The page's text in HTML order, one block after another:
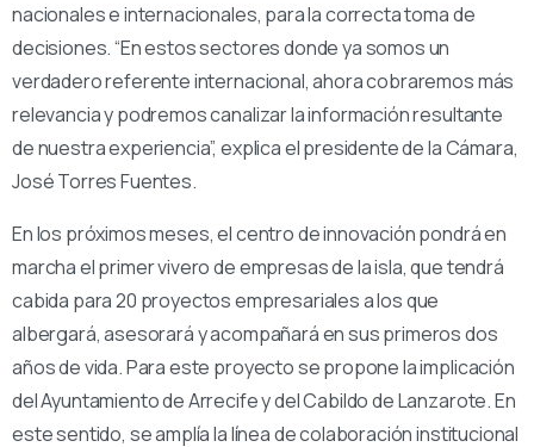
nacionales e internacionales, para la correcta toma de
decisiones. “En estos sectores donde ya somos un
verdadero referente internacional, ahora cobraremos más
relevancia y podremos canalizar la información resultante
de nuestra experiencia”, explica el presidente de la Cámara,
José Torres Fuentes.
En los próximos meses, el centro de innovación pondrá en
marcha el primer vivero de empresas de la isla, que tendrá
cabida para 20 proyectos empresariales a los que
albergará, asesorará y acompañará en sus primeros dos
años de vida. Para este proyecto se propone la implicación
del Ayuntamiento de Arrecife y del Cabildo de Lanzarote. En
este sentido, se amplía la línea de colaboración institucional